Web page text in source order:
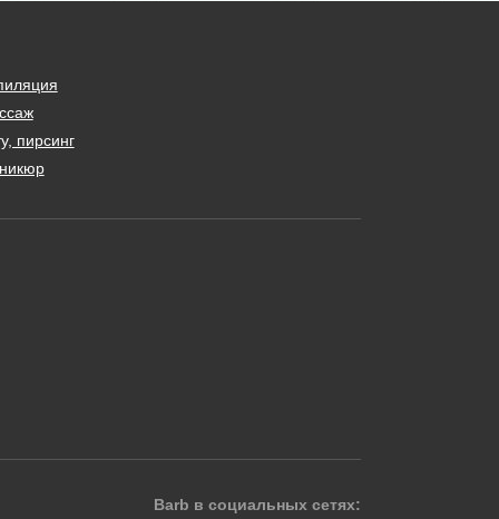
пирсинг
Barb в социальных сетях: